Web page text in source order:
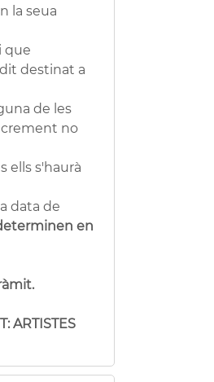
la seua
que
destinat a
de les
no
ells s'haurà
data de
en
ARTISTES